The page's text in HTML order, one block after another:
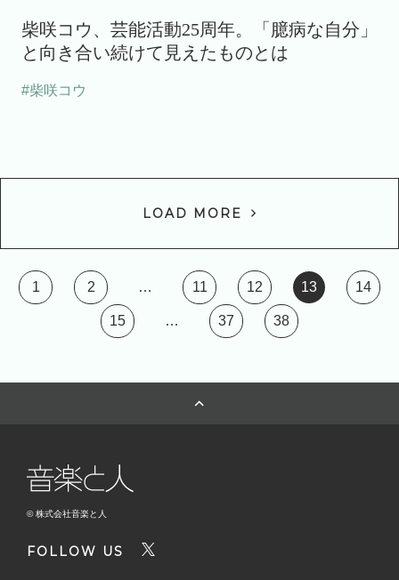
柴咲コウ、芸能活動25周年。「臆病な自分」
と向き合い続けて見えたものとは
#柴咲コウ
LOAD MORE
1 2 … 11 12 13 14
15 … 37 38
© 株式会社音楽と人
FOLLOW US